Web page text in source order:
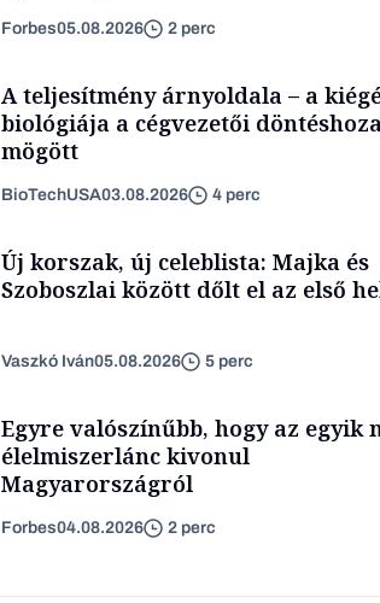
Forbes05.08.2026 2 perc
A teljesítmény árnyoldala – a
biológiája a cégvezetői
mögött
BioTechUSA03.08.2026 4 perc
Új korszak, új celeblista: Majka és
Szoboszlai között dőlt el az első
Vaszkó Iván05.08.2026 5 perc
Egyre valószínűbb, hogy az egyik
élelmiszerlánc kivonul
Magyarországról
Forbes04.08.2026 2 perc